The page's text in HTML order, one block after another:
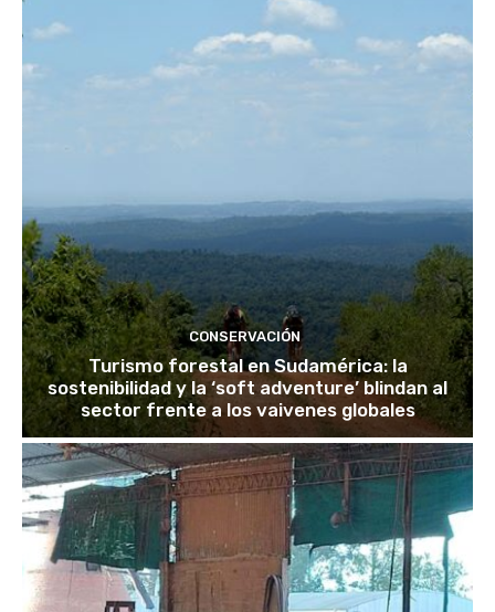
CONSERVACIÓN
Turismo forestal en Sudamérica: la
sostenibilidad y la ‘soft adventure’ blindan al
sector frente a los vaivenes globales